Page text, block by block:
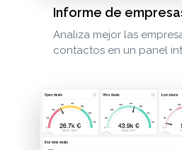
Informe de
Analiza mejor las
contactos en un panel